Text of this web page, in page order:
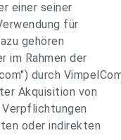
einer seiner
für
gehören
im Rahmen der
durch
Akquisition von
oder indirekten